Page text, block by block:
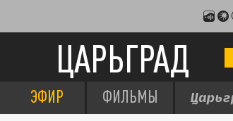
ЦАРЬГРАД
ЭФИР ФИЛЬМЫ